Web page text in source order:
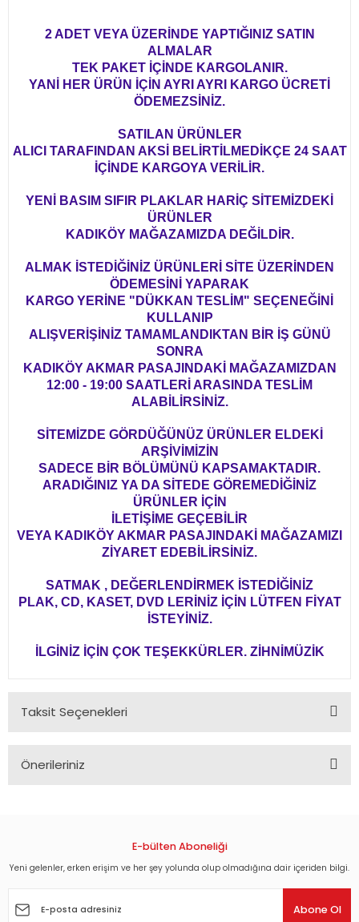
2 ADET VEYA ÜZERİNDE YAPTIĞINIZ SATIN
ALMALAR
TEK PAKET İÇİNDE KARGOLANIR.
YANİ HER ÜRÜN İÇİN AYRI AYRI KARGO ÜCRETİ
ÖDEMEZSİNİZ.
SATILAN ÜRÜNLER
ALICI TARAFINDAN AKSİ BELİRTİLMEDİKÇE 24 SAAT
İÇİNDE KARGOYA VERİLİR.
YENİ BASIM SIFIR PLAKLAR HARİÇ SİTEMİZDEKİ
ÜRÜNLER
KADIKÖY MAĞAZAMIZDA DEĞİLDİR.
ALMAK İSTEDİĞİNİZ ÜRÜNLERİ SİTE ÜZERİNDEN
ÖDEMESİNİ YAPARAK
KARGO YERİNE "DÜKKAN TESLİM" SEÇENEĞİNİ
KULLANIP
ALIŞVERİŞİNİZ TAMAMLANDIKTAN BİR İŞ GÜNÜ
SONRA
KADIKÖY AKMAR PASAJINDAKİ MAĞAZAMIZDAN
12:00 - 19:00 SAATLERİ ARASINDA TESLİM
ALABİLİRSİNİZ.
SİTEMİZDE GÖRDÜĞÜNÜZ ÜRÜNLER ELDEKİ
ARŞİVİMİZİN
SADECE BİR BÖLÜMÜNÜ KAPSAMAKTADIR.
ARADIĞINIZ YA DA SİTEDE GÖREMEDİĞİNİZ
ÜRÜNLER İÇİN
İLETİŞİME GEÇEBİLİR
VEYA KADIKÖY AKMAR PASAJINDAKİ MAĞAZAMIZI
ZİYARET EDEBİLİRSİNİZ.
SATMAK , DEĞERLENDİRMEK İSTEDİĞİNİZ
PLAK, CD, KASET, DVD LERİNİZ İÇİN LÜTFEN FİYAT
İSTEYİNİZ.
İLGİNİZ İÇİN ÇOK TEŞEKKÜRLER. ZİHNİMÜZİK
Taksit Seçenekleri
Önerileriniz
Görüş ve önerileriniz için teşekkür ederiz.
Ürün açıklamasında eksik bilgiler bulunuyor.
E-bülten Aboneliği
Yeni gelenler, erken erişim ve her şey yolunda olup olmadığına dair içeriden bilgi.
Abone Ol